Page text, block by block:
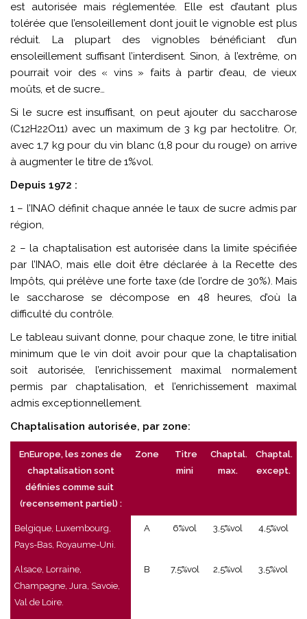
est autorisée mais réglementée. Elle est d’autant plus
tolérée que l’ensoleillement dont jouit le vignoble est plus
réduit. La plupart des vignobles bénéficiant d’un
ensoleillement suffisant l’interdisent. Sinon, à l’extrême, on
pourrait voir des « vins » faits à partir d’eau, de vieux
moûts, et de sucre…
Si le sucre est insuffisant, on peut ajouter du saccharose
(C12H22O11) avec un maximum de 3 kg par hectolitre. Or,
avec 1,7 kg pour du vin blanc (1,8 pour du rouge) on arrive
à augmenter le titre de 1%vol.
Depuis 1972 :
1 – l’INAO définit chaque année le taux de sucre admis par
région,
2 – la chaptalisation est autorisée dans la limite spécifiée
par l’INAO, mais elle doit être déclarée à la Recette des
Impôts, qui prélève une forte taxe (de l’ordre de 30%). Mais
le saccharose se décompose en 48 heures, d’où la
difficulté du contrôle.
Le tableau suivant donne, pour chaque zone, le titre initial
minimum que le vin doit avoir pour que la chaptalisation
soit autorisée, l’enrichissement maximal normalement
permis par chaptalisation, et l’enrichissement maximal
admis exceptionnellement.
Chaptalisation autorisée, par zone:
EnEurope, les zones de
chaptalisation sont
définies comme suit
(recensement partiel) :
Zone
Titre
mini
Chaptal.
max.
Chaptal.
except.
Belgique, Luxembourg,
Pays-Bas, Royaume-Uni.
A 6%vol 3,5%vol 4,5%vol
Alsace, Lorraine,
Champagne, Jura, Savoie,
Val de Loire.
B 7,5%vol 2,5%vol 3,5%vol